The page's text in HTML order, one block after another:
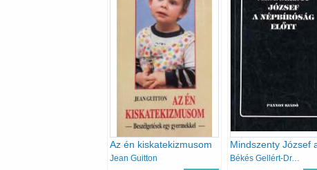
Az én kiskatekizmusom
Jean Guitton Békés Gellért-Dr. Varga László